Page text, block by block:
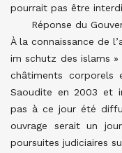
pourrait pas être
Réponse du
À la connaissance de
im schutz des islams
châtiments corporels
Saoudite en 2003 et
pas à ce jour été
ouvrage serait un
poursuites judiciaires